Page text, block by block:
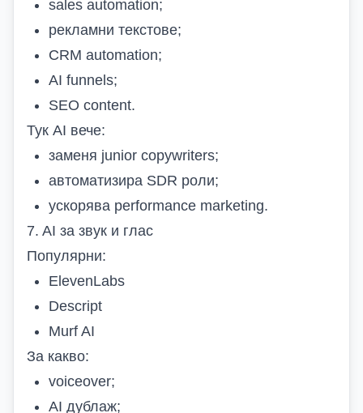
sales automation;
рекламни текстове;
CRM automation;
AI funnels;
SEO content.
Тук AI вече:
заменя junior copywriters;
автоматизира SDR роли;
ускорява performance marketing.
7. AI за звук и глас
Популярни:
ElevenLabs
Descript
Murf AI
За какво:
voiceover;
AI дублаж;